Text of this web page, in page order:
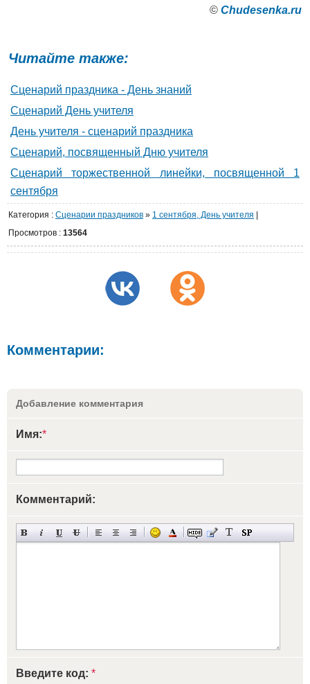
© Сhudesenka.ru
Читайте также:
Сценарий праздника - День знаний
Сценарий День учителя
День учителя - сценарий праздника
Сценарий, посвященный Дню учителя
Сценарий торжественной линейки, посвященной 1
сентября
Категория : Сценарии праздников » 1 сентября, День учителя
Просмотров : 13564
Комментарии:
Добавление комментария
Имя:*
Комментарий:
Введите код: *